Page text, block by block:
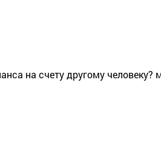
на счету другому человеку?